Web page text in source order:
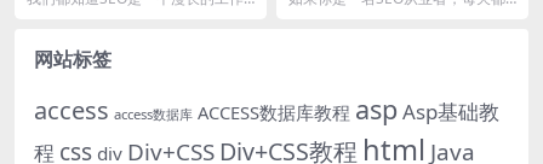
网站标签
access access数据库 ACCESS数据库教程 asp Asp基础教
程 css div Div+CSS Div+CSS教程 html Java